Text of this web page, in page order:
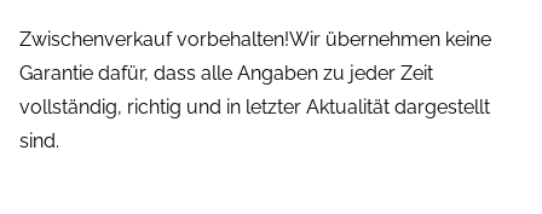
Zwischenverkauf vorbehalten!Wir übernehmen keine
Garantie dafür, dass alle Angaben zu jeder Zeit
vollständig, richtig und in letzter Aktualität dargestellt
sind.